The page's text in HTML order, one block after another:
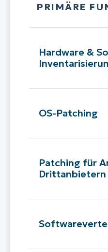
PRIMÄRE
Hardware &
OS-Patching
Patching für
Drittanbietern